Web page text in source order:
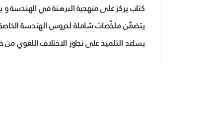
كتاب يركز على منهجية البرهنة في الهندسة
يتضمّن ملخّصات شاملة لدروس الهندسة الخاصة
يساعد التلميذ على تجاوز الاختلاف اللغوي